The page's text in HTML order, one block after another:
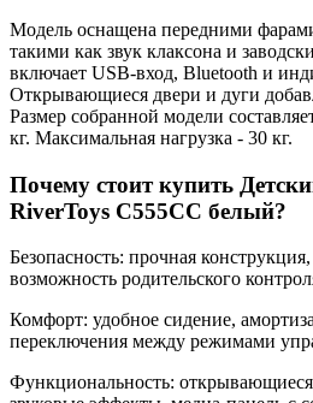
Модель оснащена передними
такими как звук клаксона и
включает USB-вход, Bluetooth и
Открывающиеся двери и дуги
Размер собранной модели
кг. Максимальная нагрузка - 30 кг.
Почему стоит купить
RiverToys C555CC белый?
Безопасность: прочная
возможность родительского
Комфорт: удобное сидение,
переключения между режимами
Функциональность: